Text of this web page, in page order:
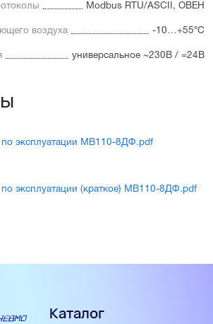
Modbus RTU/ASCII, ОВЕН
воздуха -10…+55°С
универсальное ~230В / =24В
по эксплуатации МВ110-8ДФ.pdf
по эксплуатации (краткое) МВ110-8ДФ.pdf
Каталог